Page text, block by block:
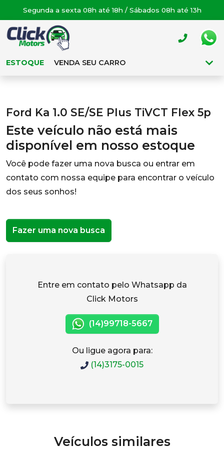
Segunda a sexta 08h até 18h / Sábados 08h até 13h
ESTOQUE VENDA SEU CARRO
Ford Ka 1.0 SE/SE Plus TiVCT Flex 5p
Este veículo não está mais
disponível em nosso estoque
Você pode fazer uma nova busca ou entrar em
contato com nossa equipe para encontrar o veículo
dos seus sonhos!
Fazer uma nova busca
Entre em contato pelo Whatsapp da
Click Motors
(14)99718-5667
Ou ligue agora para:
(14)3175-0015
Veículos similares